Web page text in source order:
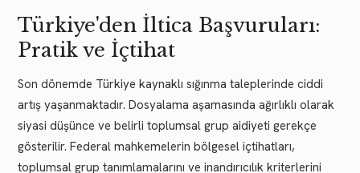
Türkiye'den İltica Başvuruları:
Pratik ve İçtihat
Son dönemde Türkiye kaynaklı sığınma taleplerinde ciddi
artış yaşanmaktadır. Dosyalama aşamasında ağırlıklı olarak
siyasi düşünce ve belirli toplumsal grup aidiyeti gerekçe
gösterilir. Federal mahkemelerin bölgesel içtihatları,
toplumsal grup tanımlamalarını ve inandırıcılık kriterlerini